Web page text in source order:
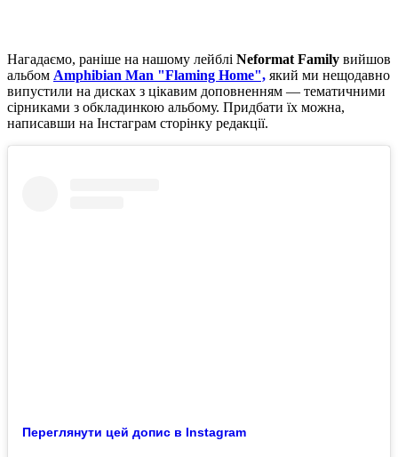
Нагадаємо, раніше на нашому лейблі Neformat Family вийшов
альбом Amphibian Man "Flaming Home", який ми нещодавно
випустили на дисках з цікавим доповненням — тематичними
сірниками з обкладинкою альбому. Придбати їх можна,
написавши на Інстаграм сторінку редакції.
Переглянути цей допис в Instagram